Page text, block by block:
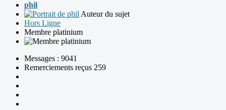
phil
Auteur du sujet
Hors Ligne
Membre platinium
Messages : 9041
Remerciements reçus 259